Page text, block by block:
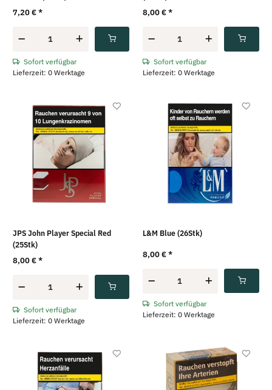
7,20 €*
Sofort verfügbar
Lieferzeit: 0 Werktage
8,00 €*
Sofort verfügbar
Lieferzeit: 0 Werktage
JPS John Player Special Red
(25Stk)
8,00 €*
Sofort verfügbar
Lieferzeit: 0 Werktage
L&M Blue (26Stk)
8,00 €*
Sofort verfügbar
Lieferzeit: 0 Werktage